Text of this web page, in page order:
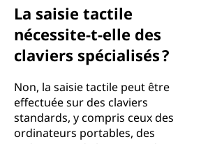
La saisie tactile
nécessite-t-elle des
claviers spécialisés ?
Non, la saisie tactile peut être
effectuée sur des claviers
standards, y compris ceux des
ordinateurs portables, des